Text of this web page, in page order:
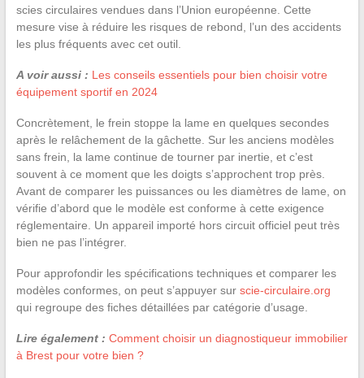
scies circulaires vendues dans l’Union européenne. Cette
mesure vise à réduire les risques de rebond, l’un des accidents
les plus fréquents avec cet outil.
A voir aussi : Les conseils essentiels pour bien choisir votre
équipement sportif en 2024
Concrètement, le frein stoppe la lame en quelques secondes
après le relâchement de la gâchette. Sur les anciens modèles
sans frein, la lame continue de tourner par inertie, et c’est
souvent à ce moment que les doigts s’approchent trop près.
Avant de comparer les puissances ou les diamètres de lame, on
vérifie d’abord que le modèle est conforme à cette exigence
réglementaire. Un appareil importé hors circuit officiel peut très
bien ne pas l’intégrer.
Pour approfondir les spécifications techniques et comparer les
modèles conformes, on peut s’appuyer sur scie-circulaire.org
qui regroupe des fiches détaillées par catégorie d’usage.
Lire également : Comment choisir un diagnostiqueur immobilier
à Brest pour votre bien ?